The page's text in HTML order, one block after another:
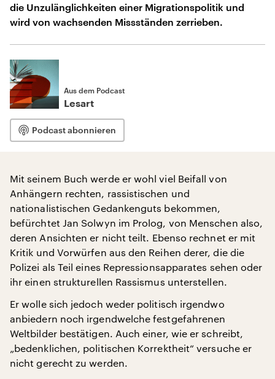
die Unzulänglichkeiten einer Migrationspolitik und
wird von wachsenden Missständen zerrieben.
Aus dem Podcast
Lesart
Podcast abonnieren
Mit seinem Buch werde er wohl viel Beifall von
Anhängern rechten, rassistischen und
nationalistischen Gedankenguts bekommen,
befürchtet Jan Solwyn im Prolog, von Menschen also,
deren Ansichten er nicht teilt. Ebenso rechnet er mit
Kritik und Vorwürfen aus den Reihen derer, die die
Polizei als Teil eines Repressionsapparates sehen oder
ihr einen strukturellen Rassismus unterstellen.
Er wolle sich jedoch weder politisch irgendwo
anbiedern noch irgendwelche festgefahrenen
Weltbilder bestätigen. Auch einer, wie er schreibt,
„bedenklichen, politischen Korrektheit“ versuche er
nicht gerecht zu werden.